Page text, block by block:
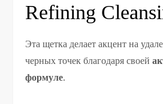
Refining
Эта щетка делает акцент на
черных точек благодаря своей
формуле.